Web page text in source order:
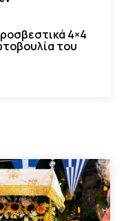
4×4
του